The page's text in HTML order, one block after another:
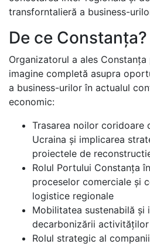
transforntalieră a business-
De ce Constanța?
Organizatorul a ales
imagine completă asupra
a business-urilor în actualul
economic:
Trasarea noilor coridoare
Ucraina și implicarea
proiectele de
Rolul Portului Constanța
proceselor comerciale și
logistice regionale
Mobilitatea sustenabilă și
decarbonizării
Rolul strategic al